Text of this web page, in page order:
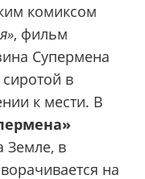
комиксом
, фильм
Супермена
в
к мести. В
Земле, в
на